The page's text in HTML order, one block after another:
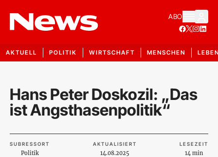
ABO
AKTUELL POLITIK WIRTSCHAFT MENSCHEN
Hans Peter Doskozil: „Das
ist Angsthasenpolitik“
SUBRESSORT
Politik
AKTUALISIERT
14.08.2025
LESEZEIT
14 min